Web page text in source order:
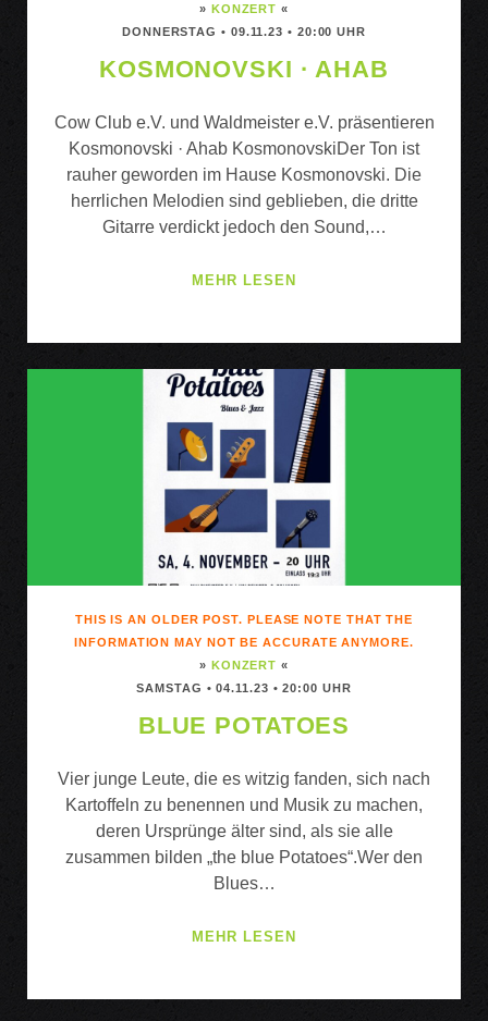
» KONZERT «
DONNERSTAG • 09.11.23 • 20:00 UHR
KOSMONOVSKI · AHAB
Cow Club e.V. und Waldmeister e.V. präsentieren
Kosmonovski · Ahab KosmonovskiDer Ton ist
rauher geworden im Hause Kosmonovski. Die
herrlichen Melodien sind geblieben, die dritte
Gitarre verdickt jedoch den Sound,…
MEHR LESEN
THIS IS AN OLDER POST. PLEASE NOTE THAT THE
INFORMATION MAY NOT BE ACCURATE ANYMORE.
» KONZERT «
SAMSTAG • 04.11.23 • 20:00 UHR
BLUE POTATOES
Vier junge Leute, die es witzig fanden, sich nach
Kartoffeln zu benennen und Musik zu machen,
deren Ursprünge älter sind, als sie alle
zusammen bilden „the blue Potatoes“.Wer den
Blues…
MEHR LESEN